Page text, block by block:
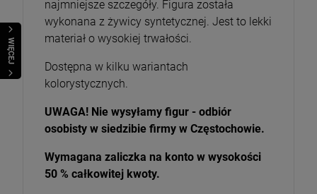
WIĘCEJ
najmniejsze szczegóły. Figura została
wykonana z żywicy syntetycznej. Jest to lekki
materiał o wysokiej trwałości.
Dostępna w kilku wariantach
kolorystycznych.
UWAGA! Nie wysyłamy figur - odbiór
osobisty w siedzibie firmy w Częstochowie.
Wymagana zaliczka na konto w wysokości
50 % całkowitej kwoty.